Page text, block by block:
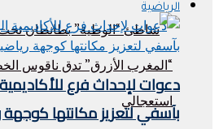
الرياضية
دعوات لإحداث فرع
بآسفي لتعزيز مكانتها كوجهة